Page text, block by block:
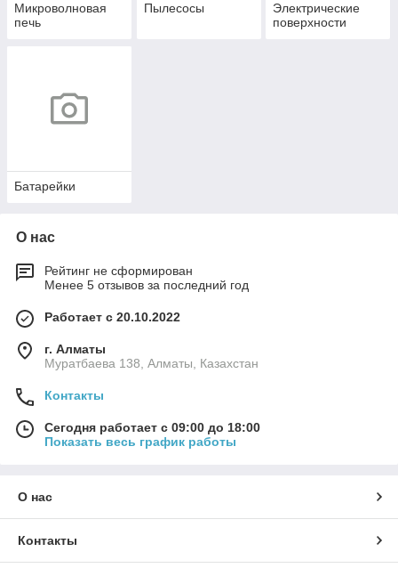
Микроволновая
печь
Пылесосы
Электрические
поверхности
Батарейки
О нас
Рейтинг не сформирован
Менее 5 отзывов за последний год
Работает с 20.10.2022
г. Алматы
Муратбаева 138, Алматы, Казахстан
Контакты
Сегодня работает с 09:00 до 18:00
Показать весь график работы
О нас
Контакты